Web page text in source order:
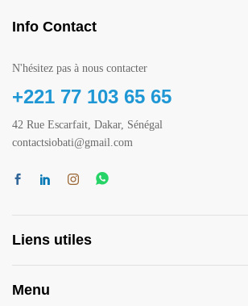
Info Contact
N'hésitez pas à nous contacter
+221 77 103 65 65
42 Rue Escarfait, Dakar, Sénégal
contactsiobati@gmail.com
Liens utiles
Menu